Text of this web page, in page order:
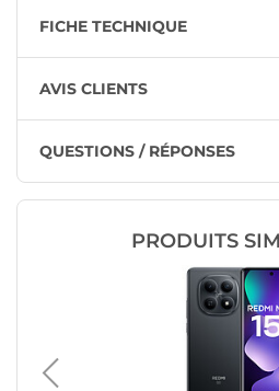
FICHE TECHNIQUE
AVIS CLIENTS
QUESTIONS / RÉPONSES
PRODUITS